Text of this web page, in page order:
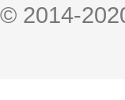
© 2014-